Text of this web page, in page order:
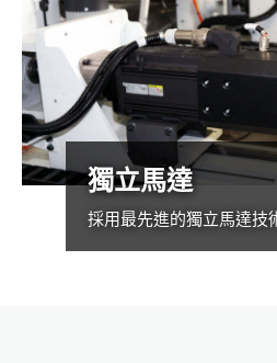
獨立馬達
採用最先進的獨立馬達技